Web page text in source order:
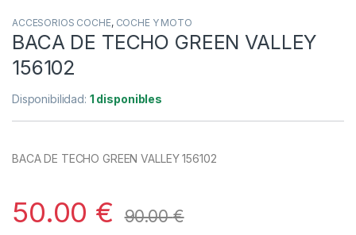
ACCESORIOS COCHE, COCHE Y MOTO
BACA DE TECHO GREEN VALLEY
156102
Disponibilidad: 1 disponibles
BACA DE TECHO GREEN VALLEY 156102
50.00 € 90.00€